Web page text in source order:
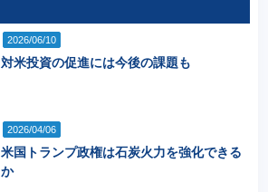
2026/06/10
対米投資の促進には今後の課題も
2026/04/06
米国トランプ政権は石炭火力を強化できる
か